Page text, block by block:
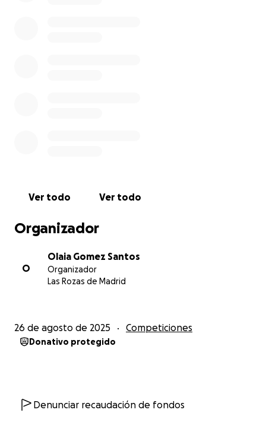
#RoadToWorlds2025 – La Vida Sobre Ruedas
Ver todo Ver todo
Organizador
O
Olaia Gomez Santos
Organizador
Las Rozas de Madrid
26 de agosto de 2025 Competiciones
Donativo protegido
Denunciar recaudación de fondos